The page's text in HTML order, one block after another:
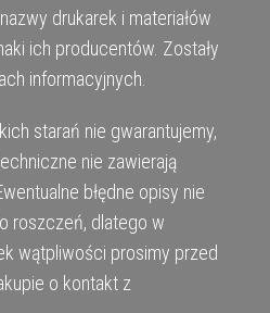
drukarek i materiałów
ich producentów. Zostały
informacyjnych.
starań nie gwarantujemy,
nie zawierają
błędne opisy nie
roszczeń, dlatego w
wątpliwości prosimy przed
o kontakt z